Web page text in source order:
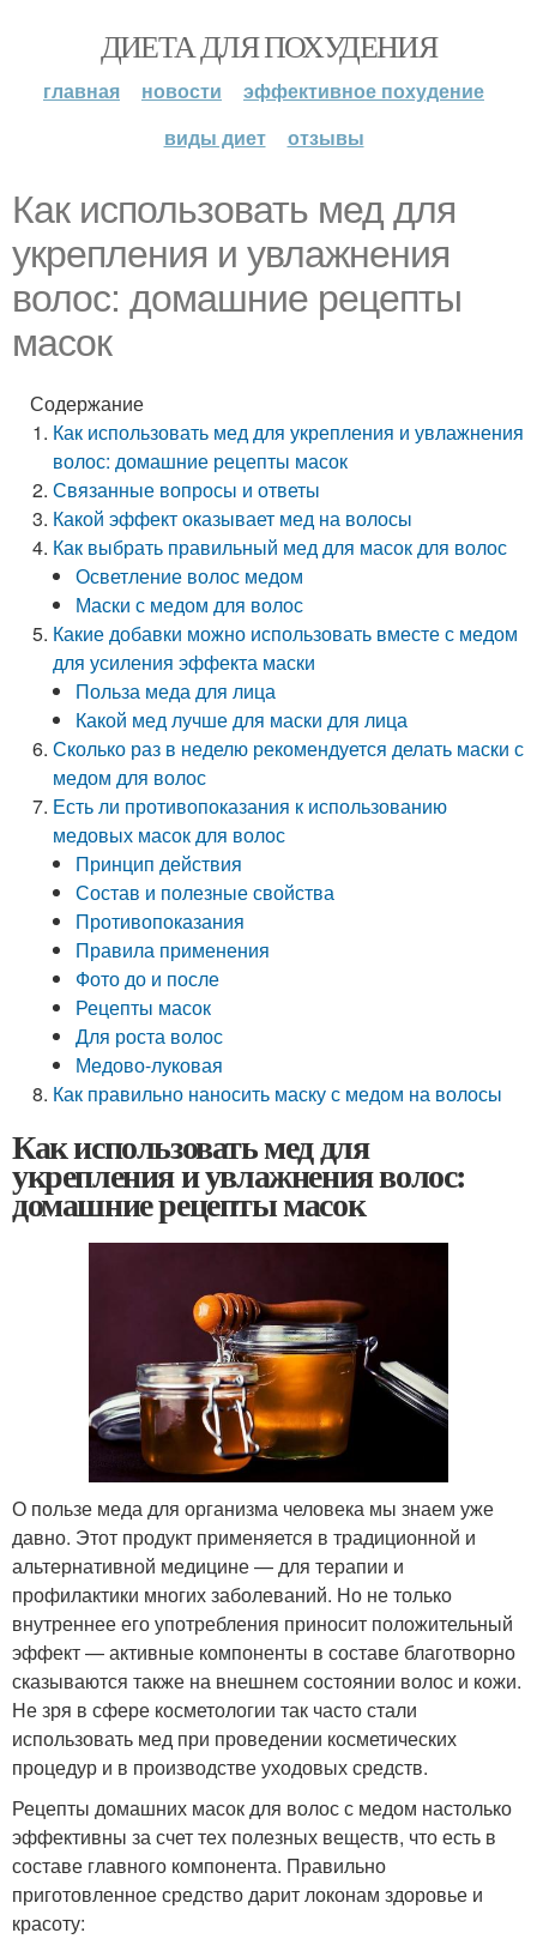
ДИЕТА ДЛЯ ПОХУДЕНИЯ
главная новости
эффективное похудение
виды диет
отзывы
Как использовать мед для
укрепления и увлажнения
волос: домашние рецепты
масок
Содержание
Как использовать мед для укрепления и увлажнения
волос: домашние рецепты масок
Связанные вопросы и ответы
Какой эффект оказывает мед на волосы
Как выбрать правильный мед для масок для волос
Осветление волос медом
Маски с медом для волос
Какие добавки можно использовать вместе с медом
для усиления эффекта маски
Польза меда для лица
Какой мед лучше для маски для лица
Сколько раз в неделю рекомендуется делать маски с
медом для волос
Есть ли противопоказания к использованию
медовых масок для волос
Принцип действия
Состав и полезные свойства
Противопоказания
Правила применения
Фото до и после
Рецепты масок
Для роста волос
Медово-луковая
Как правильно наносить маску с медом на волосы
Как использовать мед для
укрепления и увлажнения волос:
домашние рецепты масок
О пользе меда для организма человека мы знаем уже
давно. Этот продукт применяется в традиционной и
альтернативной медицине — для терапии и
профилактики многих заболеваний. Но не только
внутреннее его употребления приносит положительный
эффект — активные компоненты в составе благотворно
сказываются также на внешнем состоянии волос и кожи.
Не зря в сфере косметологии так часто стали
использовать мед при проведении косметических
процедур и в производстве уходовых средств.
Рецепты домашних масок для волос с медом настолько
эффективны за счет тех полезных веществ, что есть в
составе главного компонента. Правильно
приготовленное средство дарит локонам здоровье и
красоту: